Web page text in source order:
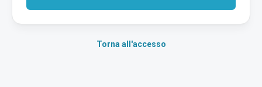
Torna all'accesso